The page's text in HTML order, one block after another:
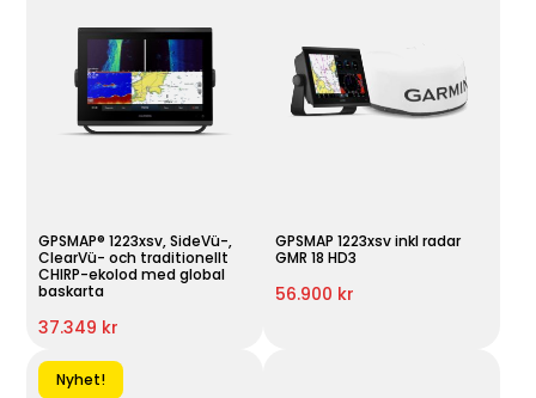
GPSMAP® 1223xsv, SideVü-,
ClearVü- och traditionellt
CHIRP-ekolod med global
baskarta
37.349 kr
GPSMAP 1223xsv inkl radar
GMR 18 HD3
56.900 kr
Nyhet!